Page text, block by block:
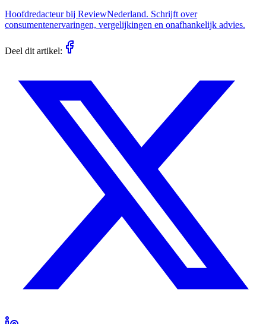
Hoofdredacteur bij ReviewNederland. Schrijft over
consumentenervaringen, vergelijkingen en onafhankelijk advies.
Deel dit artikel: